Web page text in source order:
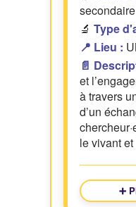
secondaire
🔬 Type
📍 Lieu :
📄
et
à travers
d’un
le vivant
➕